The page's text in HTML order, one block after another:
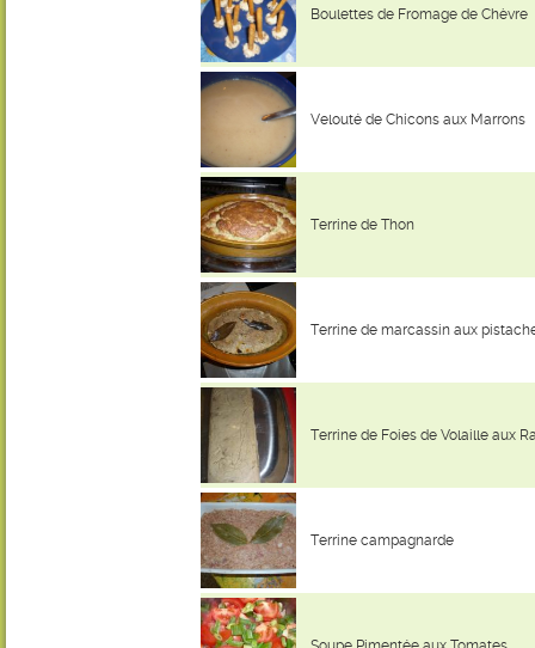
Boulettes de Fromage de Chèvre
Velouté de Chicons aux Marrons
Terrine de Thon
Terrine de marcassin aux
Terrine de Foies de Volaille aux
Terrine campagnarde